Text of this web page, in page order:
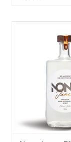
TOEVOEGEN AAN